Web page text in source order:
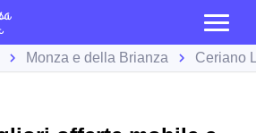
Monza e della Brianza Ceriano